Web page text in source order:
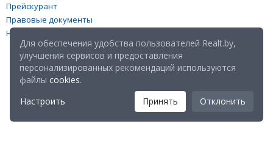
Прейскурант
Правовые документы
Настройка файлов cookies
Для обеспечения удобства пользователей Realt.by,
улучшения сервисов и предоставления
персонализированных рекомендаций используются
файлы cookies.
Настроить
Принять Отклонить